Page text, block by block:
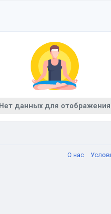
Нет данных для отображения
О нас